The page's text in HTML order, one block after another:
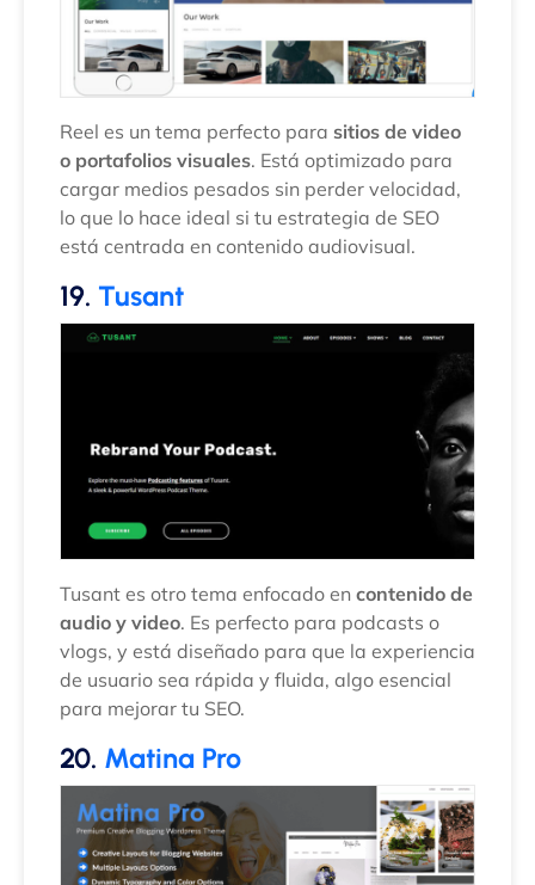
Reel es un tema perfecto para sitios de video
o portafolios visuales. Está optimizado para
cargar medios pesados sin perder velocidad,
lo que lo hace ideal si tu estrategia de SEO
está centrada en contenido audiovisual.
19. Tusant
Tusant es otro tema enfocado en contenido de
audio y video. Es perfecto para podcasts o
vlogs, y está diseñado para que la experiencia
de usuario sea rápida y fluida, algo esencial
para mejorar tu SEO.
20. Matina Pro